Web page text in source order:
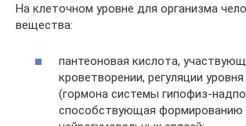
На клеточном уровне для организма
вещества:
пантеоновая кислота,
кроветворении, регуляции
(гормона системы гипофиз-
способствующая формированию